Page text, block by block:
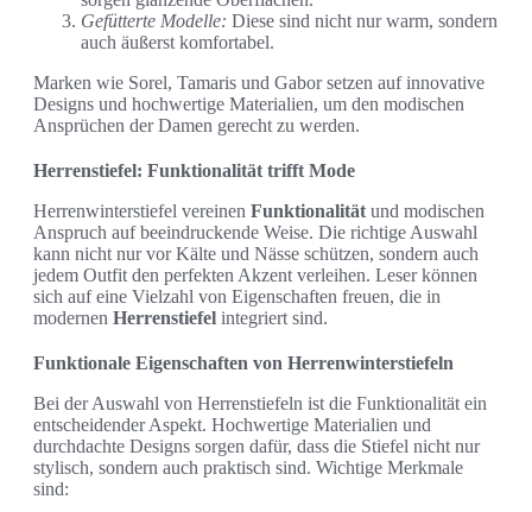
Gefütterte Modelle: Diese sind nicht nur warm, sondern
auch äußerst komfortabel.
Marken wie Sorel, Tamaris und Gabor setzen auf innovative
Designs und hochwertige Materialien, um den modischen
Ansprüchen der Damen gerecht zu werden.
Herrenstiefel: Funktionalität trifft Mode
Herrenwinterstiefel vereinen Funktionalität und modischen
Anspruch auf beeindruckende Weise. Die richtige Auswahl
kann nicht nur vor Kälte und Nässe schützen, sondern auch
jedem Outfit den perfekten Akzent verleihen. Leser können
sich auf eine Vielzahl von Eigenschaften freuen, die in
modernen Herrenstiefel integriert sind.
Funktionale Eigenschaften von Herrenwinterstiefeln
Bei der Auswahl von Herrenstiefeln ist die Funktionalität ein
entscheidender Aspekt. Hochwertige Materialien und
durchdachte Designs sorgen dafür, dass die Stiefel nicht nur
stylisch, sondern auch praktisch sind. Wichtige Merkmale
sind: